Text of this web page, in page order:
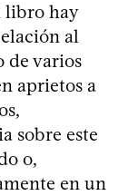
libro hay
al
de varios
aprietos a
sobre este
o,
en un